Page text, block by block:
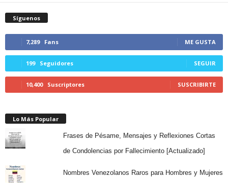
Síguenos
7,289 Fans ME GUSTA
199 Seguidores SEGUIR
10,400 Suscriptores SUSCRIBIRTE
Lo Más Popular
Frases de Pésame, Mensajes y Reflexiones Cortas
de Condolencias por Fallecimiento [Actualizado]
Nombres Venezolanos Raros para Hombres y Mujeres